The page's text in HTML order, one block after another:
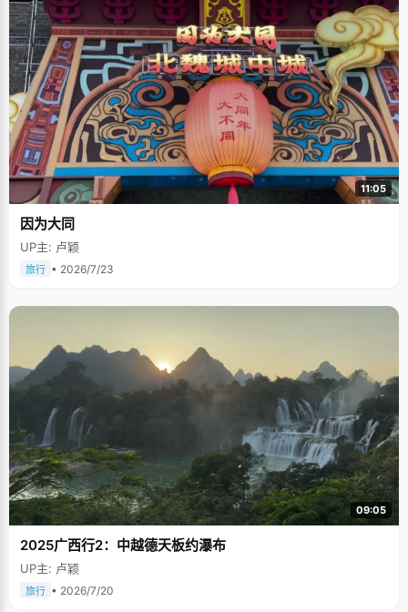
11:05
因为大同
UP主: 卢颖
旅行 • 2026/7/23
09:05
2025广西行2：中越德天板约瀑布
UP主: 卢颖
旅行 • 2026/7/20